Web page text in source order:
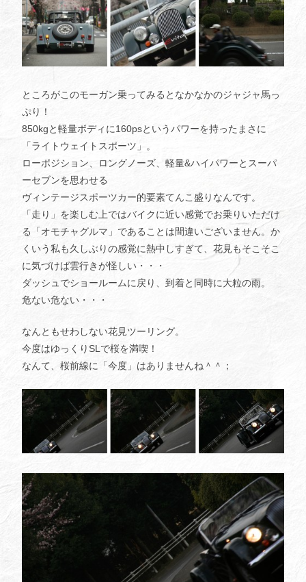
ところがこのモーガン乗ってみるとなかなかのジャジャ馬っ
ぷり！
850kgと軽量ボディに160psというパワーを持ったまさに
「ライトウェイトスポーツ」。
ローポジション、ロングノーズ、軽量&ハイパワーとスーパ
ーセブンを思わせる
ヴィンテージスポーツカー的要素てんこ盛りなんです。
「走り」を楽しむ上ではバイクに近い感覚でお乗りいただけ
る「オモチャグルマ」であることは間違いございません。か
くいう私も久しぶりの感覚に熱中しすぎて、花見もそこそこ
に気づけば雲行きが怪しい・・・
ダッシュでショールームに戻り、到着と同時に大粒の雨。
危ない危ない・・・
なんともせわしない花見ツーリング。
今度はゆっくりSLで桜を満喫！
なんて、桜前線に「今度」はありませんね＾＾；